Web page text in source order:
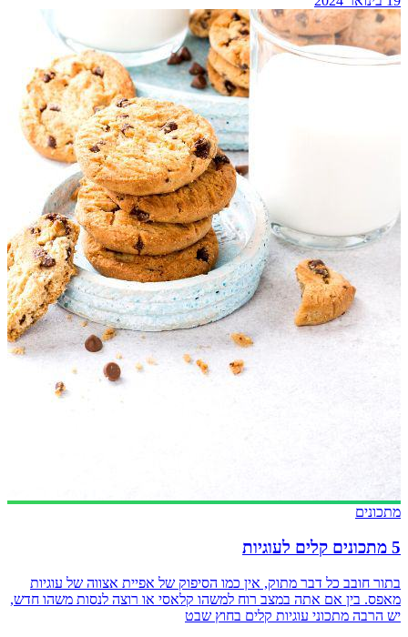
מתכונים
5 מתכונים קלים לעוגיות
בתור חובב כל דבר מתוק, אין כמו הסיפוק של אפיית אצווה של עוגיות
מאפס. בין אם אתה במצב רוח למשהו קלאסי או רוצה לנסות משהו חדש,
יש הרבה מתכוני עוגיות קלים בחוץ שבט